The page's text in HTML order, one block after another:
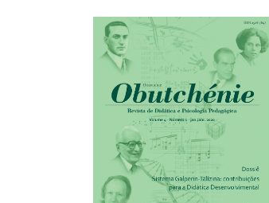
Barra
lateral
de
artigos